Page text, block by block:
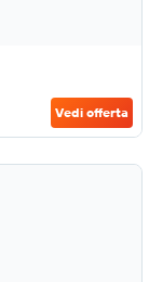
Vedi offerta